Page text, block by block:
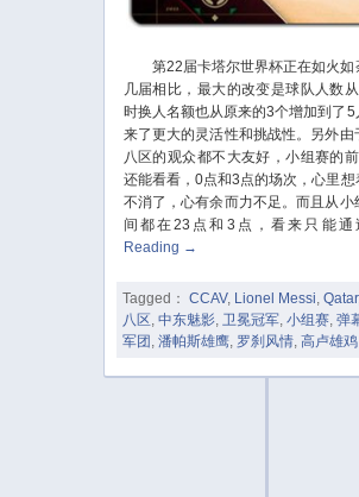
第22届卡塔尔世界杯正在如火如
几届相比，最大的改变是球队人数
时换人名额也从原来的3个增加到了
来了更大的灵活性和挑战性。另外
八区的观众都不大友好，小组赛的
还能看看，0点和3点的场次，心里
不消了，心有余而力不足。而且从
间都在23点和3点，看来只能通
Reading →
Tagged： CCAV, Lionel Messi,Qatar
八区,中东魅影,卫冕冠军,小组赛,弹
军团 ,潘帕斯雄鹰, 罗刹风情,高卢雄鸡